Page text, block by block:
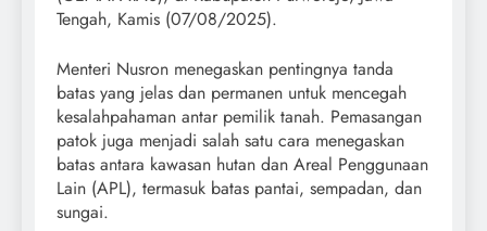
Tengah, Kamis (07/08/2025).
Menteri Nusron menegaskan pentingnya tanda
batas yang jelas dan permanen untuk mencegah
kesalahpahaman antar pemilik tanah. Pemasangan
patok juga menjadi salah satu cara menegaskan
batas antara kawasan hutan dan Areal Penggunaan
Lain (APL), termasuk batas pantai, sempadan, dan
sungai.